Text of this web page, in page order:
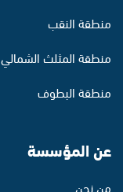
منطقة النقب
منطقة المثلث الشمالي
منطقة البطوف
عن المؤسسة
من نحن